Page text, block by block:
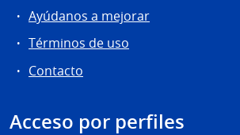
Ayúdanos a mejorar
Términos de uso
Contacto
Acceso por perfiles